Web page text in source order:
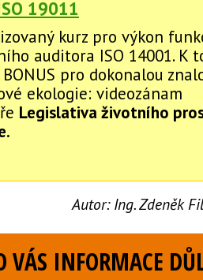
19011
kurz pro výkon
auditora ISO 14001. K
pro dokonalou
ekologie: videozánam
Legislativa životního
Autor: Ing. Zdeněk
VÁS INFORMACE